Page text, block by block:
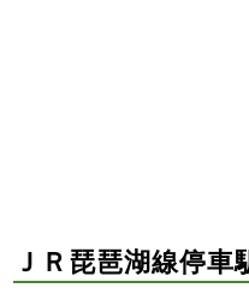
ＪＲ琵琶湖線停車